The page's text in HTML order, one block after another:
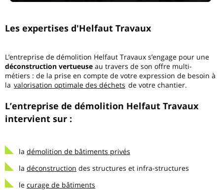
Les expertises d'Helfaut Travaux
L’entreprise de démolition Helfaut Travaux s’engage pour une
déconstruction vertueuse au travers de son offre multi-
métiers : de la prise en compte de votre expression de besoin à
la valorisation optimale des déchets de votre chantier.
L’entreprise de démolition Helfaut Travaux
intervient sur :
la démolition de bâtiments privés
la déconstruction des structures et infra-structures
le curage de bâtiments